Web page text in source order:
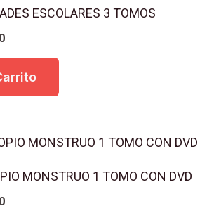
ESCOLARES 3 TOMOS
MONSTRUO 1 TOMO CON DVD